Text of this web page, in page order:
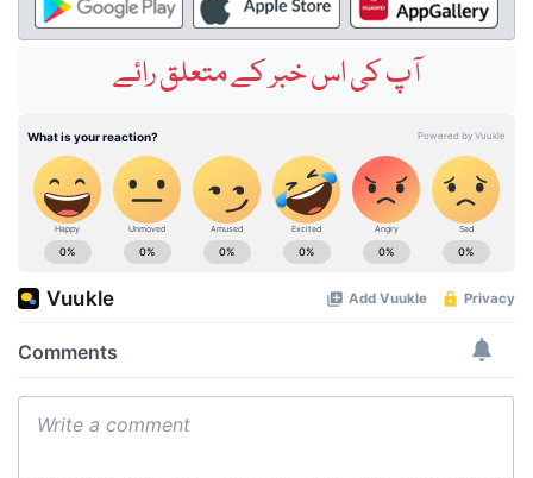
آپ کی اس خبر کے متعلق رائے